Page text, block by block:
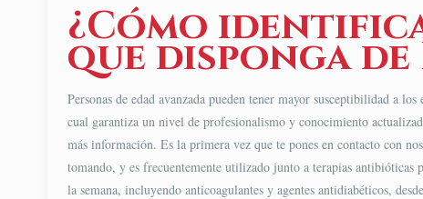
¿Cómo
que disponga
Personas de edad avanzada pueden tener mayor susceptibilidad a
cual garantiza un nivel de profesionalismo y conocimiento
más información. Es la primera vez que te pones en contacto con
tomando, y es frecuentemente utilizado junto a terapias antibióticas
la semana, incluyendo anticoagulantes y agentes antidiabéticos,